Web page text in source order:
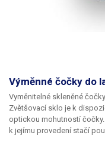
Napájecí napětí
Váha balení [kg]:
Výměnné čočky do
Vyměnitelné skleněné
Zvětšovací sklo je k
optickou mohutností
k jejímu provedení stačí